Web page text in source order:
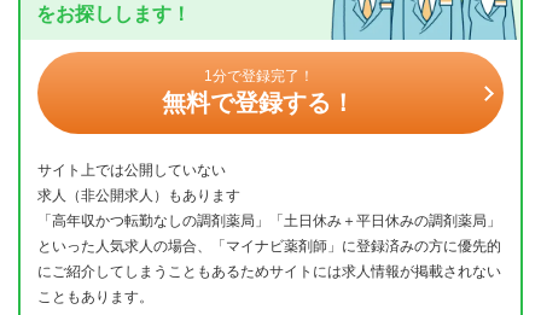
をお探しします！
1分で登録完了！
無料で登録する！
サイト上では公開していない
求人（非公開求人）もあります
「高年収かつ転勤なしの調剤薬局」「土日休み＋平日休みの調剤薬局」
といった人気求人の場合、「マイナビ薬剤師」に登録済みの方に優先的
にご紹介してしまうこともあるためサイトには求人情報が掲載されない
こともあります。